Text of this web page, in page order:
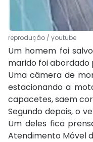
reprodução / youtube
Um homem foi
marido foi abordado
Uma câmera de
estacionando a
capacetes, saem
Segundo depois, o
Um deles fica
Atendimento Móvel